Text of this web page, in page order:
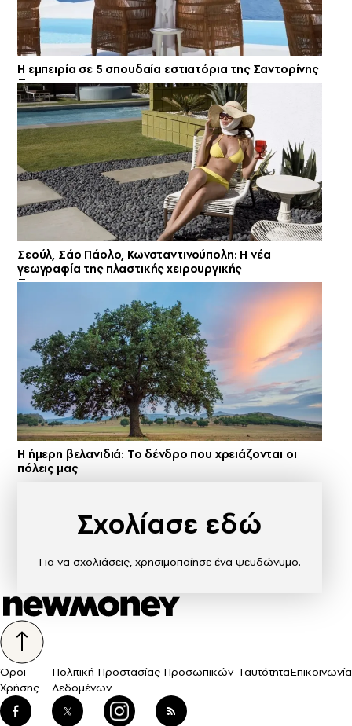
Η εμπειρία σε 5 σπουδαία εστιατόρια της Σαντορίνης
Σεούλ, Σάο Πάολο, Κωνσταντινούπολη: Η νέα
γεωγραφία της πλαστικής χειρουργικής
Η ήμερη βελανιδιά: Το δένδρο που χρειάζονται οι
πόλεις μας
Σχολίασε εδώ
Για να σχολιάσεις, χρησιμοποίησε ένα ψευδώνυμο.
Όροι
Χρήσης
Πολιτική Προστασίας Προσωπικών
Δεδομένων
ΤαυτότηταΕπικοινωνία